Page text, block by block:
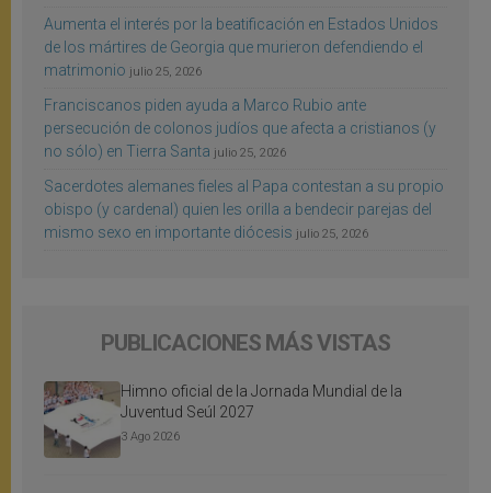
Aumenta el interés por la beatificación en Estados Unidos
de los mártires de Georgia que murieron defendiendo el
matrimonio julio 25, 2026
Franciscanos piden ayuda a Marco Rubio ante
persecución de colonos judíos que afecta a cristianos (y
no sólo) en Tierra Santa julio 25, 2026
Sacerdotes alemanes fieles al Papa contestan a su propio
obispo (y cardenal) quien les orilla a bendecir parejas del
mismo sexo en importante diócesis julio 25, 2026
PUBLICACIONES MÁS VISTAS
Himno oficial de la Jornada Mundial de la
Juventud Seúl 2027
3 Ago 2026